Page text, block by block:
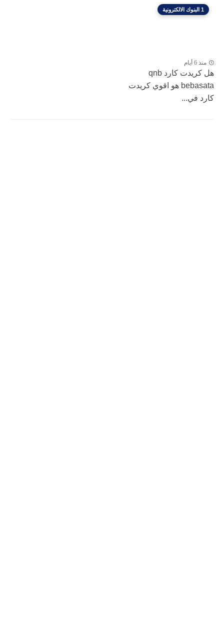
1 البنوك الالكترونية
منذ 6 أيام
هل كريدت كارد qnb
bebasata هو اقوي كريدت
كارد في...